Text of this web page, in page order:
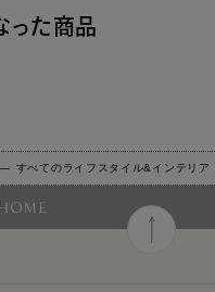
った商品
すべてのライフスタイル&インテリア